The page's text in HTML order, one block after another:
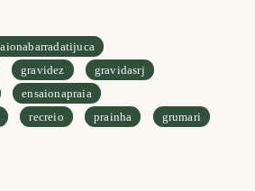
gravidez
gravidasrj
ensaionapraia
recreio prainha grumari